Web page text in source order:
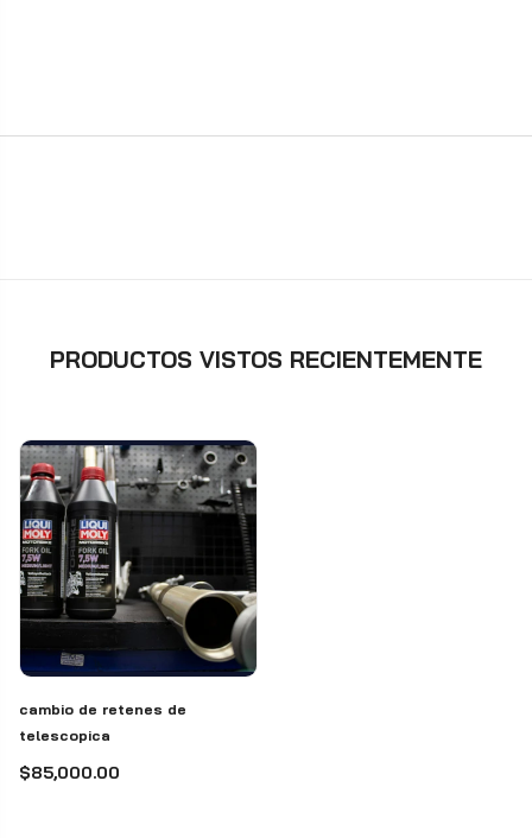
PRODUCTOS VISTOS RECIENTEMENTE
cambio de retenes de
telescopica
$85,000.00